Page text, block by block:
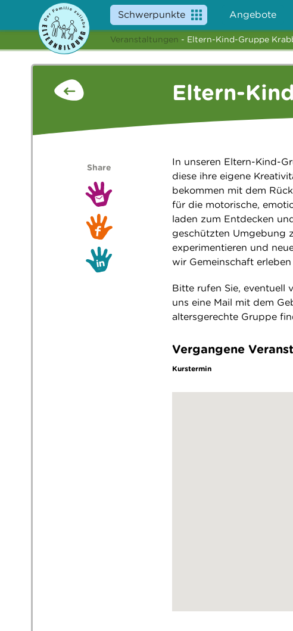
Schwerpunkte Angebote
Veranstaltungen - Eltern-Kind-Gruppe
Eltern-
In unseren Eltern-Kind-
diese ihre eigene
bekommen mit dem
für die motorische,
laden zum Entdecken
geschützten Umgebung
experimentieren und
wir Gemeinschaft
Bitte rufen Sie, eventuell
uns eine Mail mit dem
altersgerechte Gruppe
Vergangene
Kurstermin
Share